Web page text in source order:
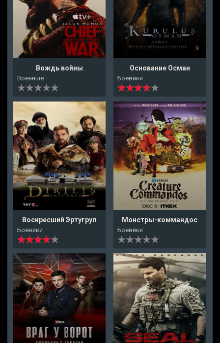
Вождь войны
Военные
Основание Осман
Боевики
Воскресший Эртугрул
Боевики
Монстры-коммандос
Боевики